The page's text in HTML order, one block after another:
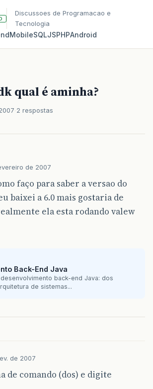
Discussoes de Programacao e
Tecnologia
MobileSQLJSPHPAndroid
qual é aminha?
2 respostas
de 2007
faço para saber a versao do
baixei a 6.0 mais gostaria de
ela esta rodando valew
Back-End Java
back-end Java: dos
de sistemas...
de 2007
de comando (dos) e digite